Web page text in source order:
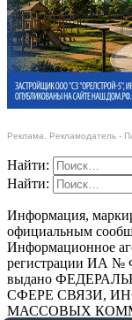
Реклама. Рекламодатель -
Найти:
Найти:
Информация,
официальным
Информационное
регистрации ИА №
выдано
СФЕРЕ СВЯЗИ,
МАССОВЫХ